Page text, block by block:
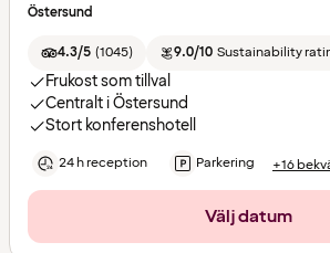
Östersund
4.3/5 (1045) 9.0/10 Sustainability
Frukost som tillval
Centralt i Östersund
Stort konferenshotell
24 h reception Parkering +16
Välj datum